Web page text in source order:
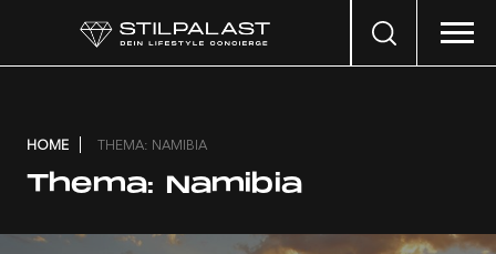
Search
HOME THEMA: NAMIBIA
Thema: Namibia